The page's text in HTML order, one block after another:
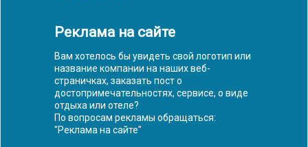
Реклама на сайте
Вам хотелось бы увидеть свой логотип или
название компании на наших веб-
страничках, заказать пост о
достопримечательностях, сервисе, о виде
отдыха или отеле?
По вопросам рекламы обращаться:
"Реклама на сайте"